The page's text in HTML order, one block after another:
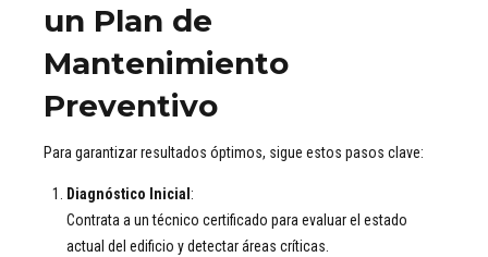
un Plan de
Mantenimiento
Preventivo
Para garantizar resultados óptimos, sigue estos pasos clave:
Diagnóstico Inicial :
Contrata a un técnico certificado para evaluar el estado
actual del edificio y detectar áreas críticas.